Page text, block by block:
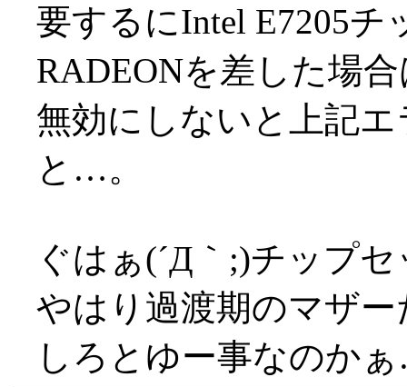
要するにIntel E7205
RADEONを差した場
無効にしないと上記
と…。
ぐはぁ(´Д｀;)チップ
やはり過渡期のマザ
しろとゆー事なのか